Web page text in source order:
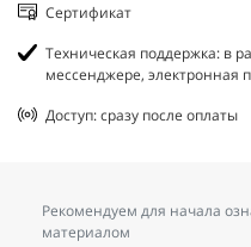
Сертификат
Техническая поддержка: в
мессенджере, электронная
Доступ: сразу после оплаты
Рекомендуем для начала
материалом